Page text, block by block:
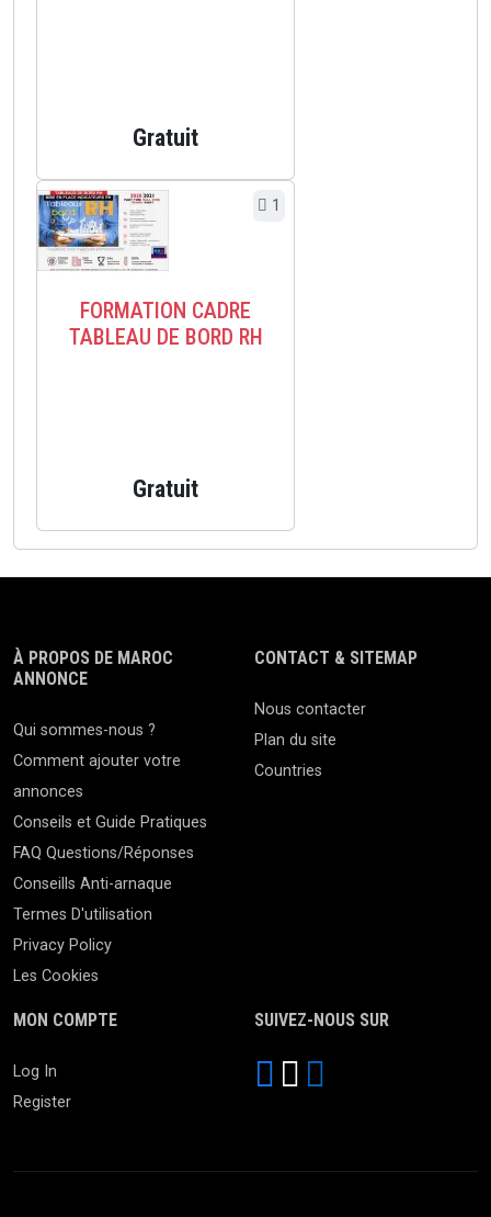
Gratuit
1
FORMATION CADRE
TABLEAU DE BORD RH
Gratuit
À PROPOS DE MAROC
ANNONCE
Qui sommes-nous ?
Comment ajouter votre
annonces
Conseils et Guide Pratiques
FAQ Questions/Réponses
Conseills Anti-arnaque
Termes D'utilisation
Privacy Policy
Les Cookies
CONTACT & SITEMAP
Nous contacter
Plan du site
Countries
MON COMPTE
Log In
Register
SUIVEZ-NOUS SUR